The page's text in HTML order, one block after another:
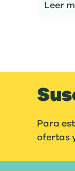
Leer
Para
ofertas